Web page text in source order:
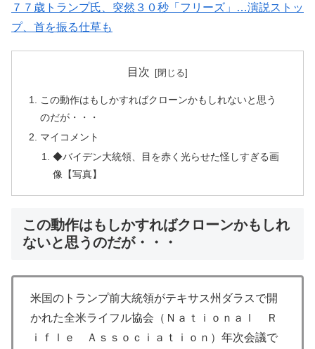
７７歳トランプ氏、突然３０秒「フリーズ」…演説ストッ
プ、首を振る仕草も
目次
この動作はもしかすればクローンかもしれないと思う
のだが・・・
マイコメント
◆バイデン大統領、目を赤く光らせた怪しすぎる画
像【写真】
この動作はもしかすればクローンかもしれ
ないと思うのだが・・・
米国のトランプ前大統領がテキサス州ダラスで開
かれた全米ライフル協会（Ｎａｔｉｏｎａｌ Ｒ
ｉｆｌｅ Ａｓｓｏｃｉａｔｉｏｎ）年次会議で